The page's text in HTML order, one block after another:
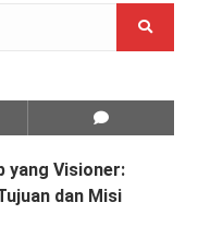
yang Visioner:
dan Misi